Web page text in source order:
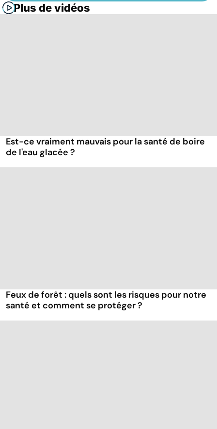
Plus de vidéos
Est-ce vraiment mauvais pour la santé de boire
de l'eau glacée ?
Feux de forêt : quels sont les risques pour notre
santé et comment se protéger ?